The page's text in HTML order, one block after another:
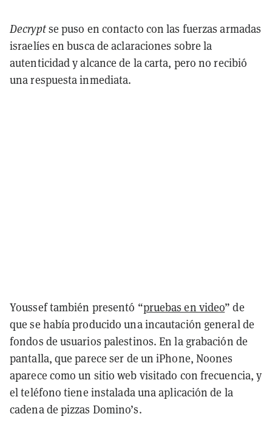
Decryptse puso en contacto con las fuerzas armadas
israelíes en busca de aclaraciones sobre la
autenticidad y alcance de la carta, pero no recibió
una respuesta inmediata.
Youssef también presentó “pruebas en video” de
que se había producido una incautación general de
fondos de usuarios palestinos. En la grabación de
pantalla, que parece ser de un iPhone, Noones
aparece como un sitio web visitado con frecuencia, y
el teléfono tiene instalada una aplicación de la
cadena de pizzas Domino’s.